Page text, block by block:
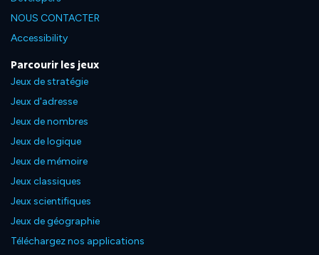
NOUS CONTACTER
Accessibility
Parcourir les jeux
Jeux de stratégie
Jeux d'adresse
Jeux de nombres
Jeux de logique
Jeux de mémoire
Jeux classiques
Jeux scientifiques
Jeux de géographie
Téléchargez nos applications